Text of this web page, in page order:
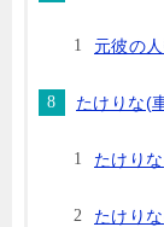
元彼の
たけりな(
たけり
たけり